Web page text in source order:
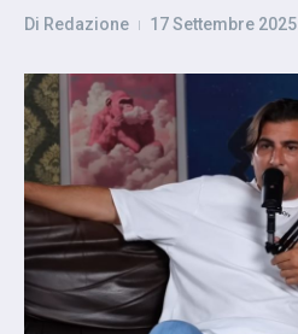
Di Redazione 17 Settembre 2025